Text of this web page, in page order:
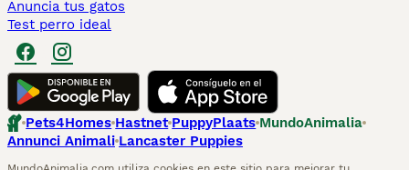
Anuncia tus gatos
Test perro ideal
Pets4Homes Hastnet PuppyPlaats MundoAnimalia
Annunci Animali Lancaster Puppies